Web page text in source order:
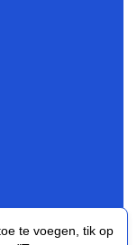
te voegen, tik op